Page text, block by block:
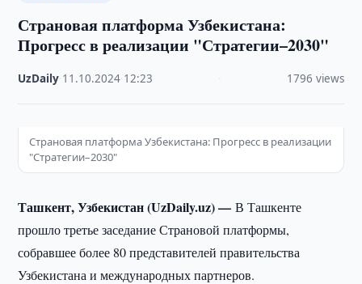
Страновая платформа Узбекистана:
Прогресс в реализации "Стратегии–2030"
UzDaily 11.10.2024 12:23 1796 views
Страновая платформа Узбекистана: Прогресс в реализации
"Стратегии–2030"
Ташкент, Узбекистан (UzDaily.uz) —В Ташкенте
прошло третье заседание Страновой платформы,
собравшее более 80 представителей правительства
Узбекистана и международных партнеров.